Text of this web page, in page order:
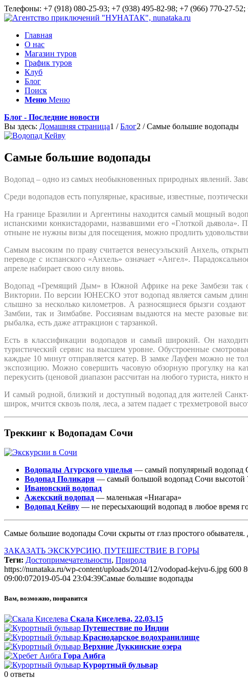
Телефоны: +7 (918) 080-25-93; +7 (938) 495-82-98; +7 (966) 770-27-
Главная
О нас
Магазин туров
График туров
Клуб
Блог
Поиск
Меню Меню
Блог - Последние новости
Вы здесь: Домашняя страница1 / Блог2 / Самые большие водопады
Самые большие водопады
Водопад – одно из самых необыкновенных природных явлений.
Среди водопадов есть популярные, красивые, известные,
На границе Бразилии и Аргентины находится самый мощный
испанскими конкистадорами, назвавшими его «Глоткой
отныне не нужны визы для посещения, можно продлить
Самым высоким по праву считается венесуэльский Анхель,
переводе с испанского «Анхель» означает «Ангел».
апреле набирает свою силу вновь.
Водопад «Гремящий Дым» в Южной Африке на реке Замбези так
Виктории. По версии ЮНЕСКО этот водопад является самым
слышно за несколько километров. А разносящиеся брызги
Замбии, так и Зимбабве. Россиянам выдаются на месте разовые
рыбалка, есть даже аттракцион с тарзанкой.
Есть в классификации водопадов и самый широкий. Он
туристический сервис на высшем уровне. Обустроенные
каждые 10 минут отправляется катер. В замке Лауфен можно не
экспозицию. Можно совершить часовую обзорную прогулку на
перекусить (ценовой диапазон рассчитан на любого туриста,
И самый родной, близкий и доступный водопад для жителей
широк, мчится сквозь поля, леса, а затем падает с трехметровой
Треккинг к Водопадам Сочи
Водопады Агурского ущелья — самый популярный водопад
Водопад Поликаря — самый большой водопад Сочи высотой
Ивановский водопад
Ажекский водопад — маленькая «Ниагара»
Водопад Кейву — не пересыхающий водопад в любое время
Самые большие водопады Сочи скрыты от глаз простого
ЗАКАЗАТЬ ЭКСКУРСИЮ, ПУТЕШЕСТВИЕ В ГОРЫ
Теги: Достопримечательности, Природа
https://nunataka.ru/wp-content/uploads/2014/12/vodopad-kejvu-6.jpg 600
09:00:072019-05-04 23:04:39Самые большие водопады
Вам, возможно, понравится
Скала Киселева, 22.03.15
Путешествие по Индии
Краснодарское водохранилище
Верхние Дуккинские озера
Гора Аибга
Курортный бульвар
0 ответы